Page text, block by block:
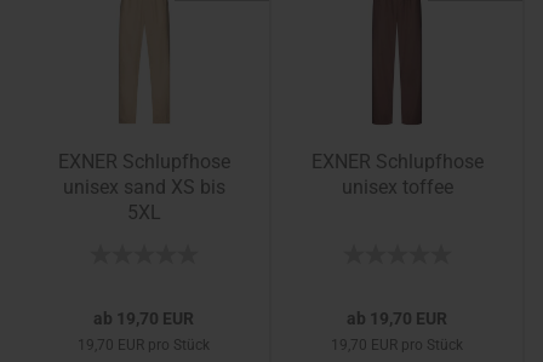
EXNER Schlupfhose
unisex sand XS bis
5XL
ab 19,70 EUR
19,70 EUR pro Stück
EXNER Schlupfhose
unisex toffee
ab 19,70 EUR
19,70 EUR pro Stück